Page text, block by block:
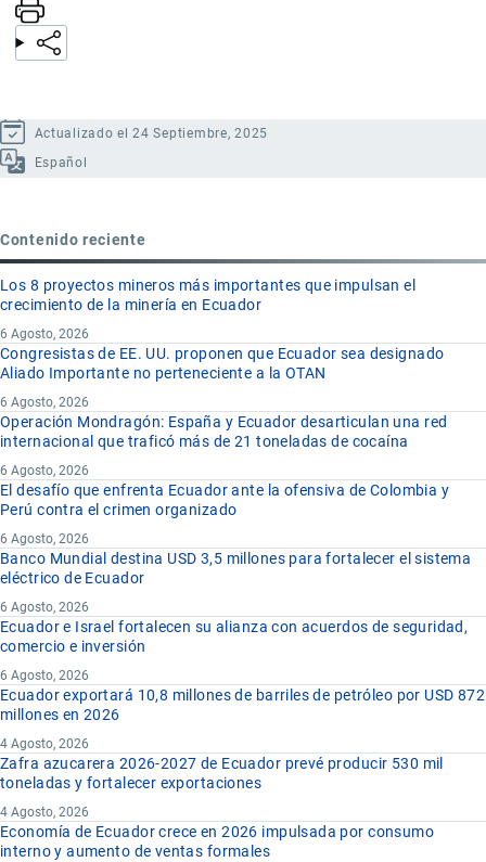
Actualizado el 24 Septiembre, 2025
Español
Contenido reciente
Los 8 proyectos mineros más importantes que impulsan el
crecimiento de la minería en Ecuador
6 Agosto, 2026
Congresistas de EE. UU. proponen que Ecuador sea designado
Aliado Importante no perteneciente a la OTAN
6 Agosto, 2026
Operación Mondragón: España y Ecuador desarticulan una red
internacional que traficó más de 21 toneladas de cocaína
6 Agosto, 2026
El desafío que enfrenta Ecuador ante la ofensiva de Colombia y
Perú contra el crimen organizado
6 Agosto, 2026
Banco Mundial destina USD 3,5 millones para fortalecer el sistema
eléctrico de Ecuador
6 Agosto, 2026
Ecuador e Israel fortalecen su alianza con acuerdos de seguridad,
comercio e inversión
6 Agosto, 2026
Ecuador exportará 10,8 millones de barriles de petróleo por USD 872
millones en 2026
4 Agosto, 2026
Zafra azucarera 2026-2027 de Ecuador prevé producir 530 mil
toneladas y fortalecer exportaciones
4 Agosto, 2026
Economía de Ecuador crece en 2026 impulsada por consumo
interno y aumento de ventas formales